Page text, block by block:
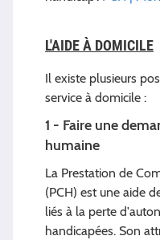
L'AIDE À DOMICILE
Il existe plusieurs
service à domicile :
1 - Faire une
humaine
La Prestation de
(PCH) est une aide
liés à la perte
handicapées. Son